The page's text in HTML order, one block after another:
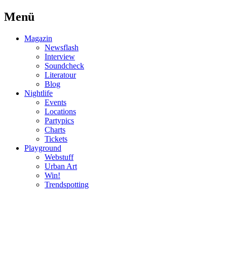
Menü
Magazin
Newsflash
Interview
Soundcheck
Literatour
Blog
Nightlife
Events
Locations
Partypics
Charts
Tickets
Playground
Webstuff
Urban Art
Win!
Trendspotting